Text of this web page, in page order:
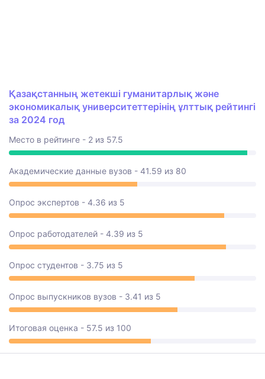
Қазақстанның жетекші гуманитарлық және
экономикалық университеттерінің ұлттық рейтингі
за 2024 год
Место в рейтинге - 2 из 57.5
Академические данные вузов - 41.59 из 80
Опрос экспертов - 4.36 из 5
Опрос работодателей - 4.39 из 5
Опрос студентов - 3.75 из 5
Опрос выпускников вузов - 3.41 из 5
Итоговая оценка - 57.5 из 100